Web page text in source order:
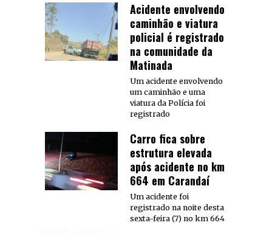
Acidente envolvendo
caminhão e viatura
policial é registrado
na comunidade da
Matinada
Um acidente envolvendo
um caminhão e uma
viatura da Polícia foi
registrado
Carro fica sobre
estrutura elevada
após acidente no km
664 em Carandaí
Um acidente foi
registrado na noite desta
sexta-feira (7) no km 664